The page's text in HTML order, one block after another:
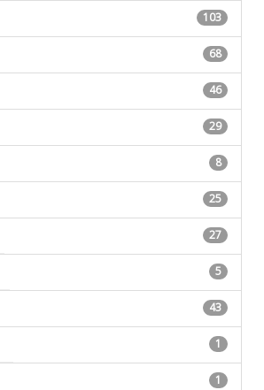
103
68
46
29
8
25
27
5
43
1
1